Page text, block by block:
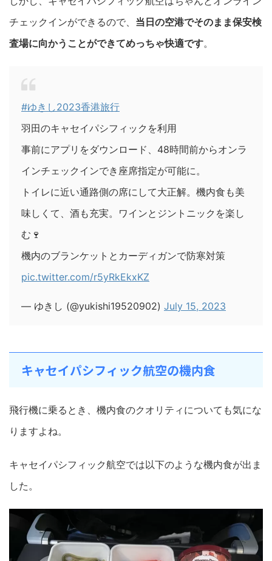
チェックインができるので、 当日の空港でそのまま保安検
査場に向かうことができてめっちゃ快適です。
#ゆきし2023香港旅行
羽田のキャセイパシフィックを利用
事前にアプリをダウンロード、48時間前からオンラ
インチェックインでき座席指定が可能に。
トイレに近い通路側の席にして大正解。機内食も美
味しくて、酒も充実。ワインとジントニックを楽し
む🍷
機内のブランケットとカーディガンで防寒対策
pic.twitter.com/r5yRkEkxKZ
— ゆきし (@yukishi19520902) July 15, 2023
キャセイパシフィック航空の機内食
飛行機に乗るとき、機内食のクオリティについても気にな
りますよね。
キャセイパシフィック航空では以下のような機内食が出ま
した。